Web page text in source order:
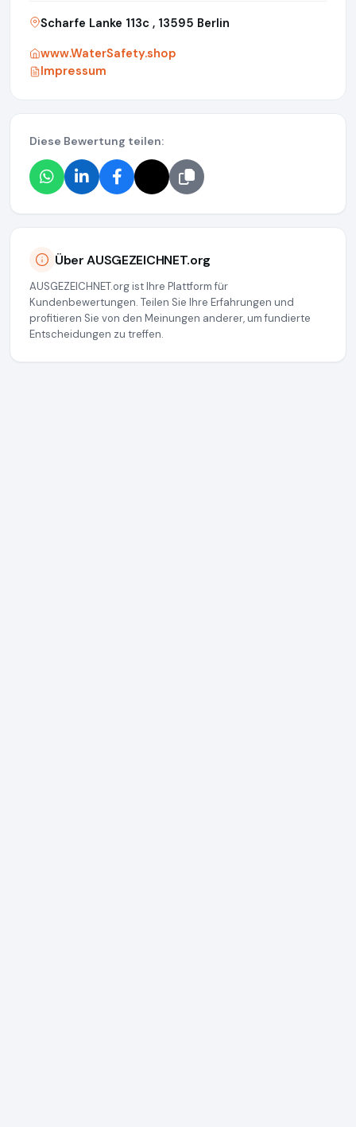
Scharfe Lanke 113c , 13595 Berlin
www.WaterSafety.shop
Impressum
Diese Bewertung teilen:
Über AUSGEZEICHNET.org
AUSGEZEICHNET.org ist Ihre Plattform für
Kundenbewertungen. Teilen Sie Ihre Erfahrungen und
profitieren Sie von den Meinungen anderer, um fundierte
Entscheidungen zu treffen.